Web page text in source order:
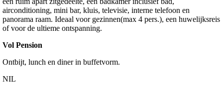
airconditioning, mini bar, kluis, televisie, interne telefoon en
panorama raam. Ideaal voor gezinnen(max 4 pers.), een huwelijksreis
of voor de ultieme ontspanning.
Vol Pension
Ontbijt, lunch en diner in buffetvorm.
NIL